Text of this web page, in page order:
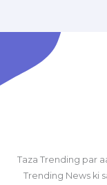
Taza Trending par
Trending News ki